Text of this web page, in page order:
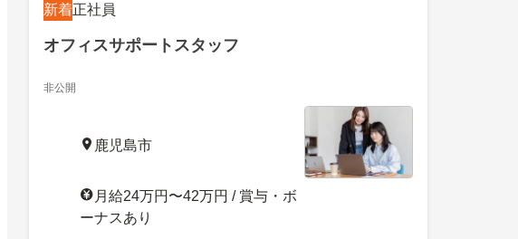
新着正社員
オフィスサポートスタッフ
非公開
鹿児島市
月給24万円〜42万円 / 賞与・ボ
ーナスあり